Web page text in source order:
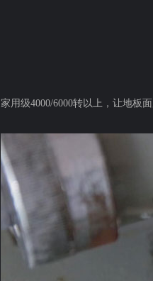
家用级4000/6000转以上，让地板